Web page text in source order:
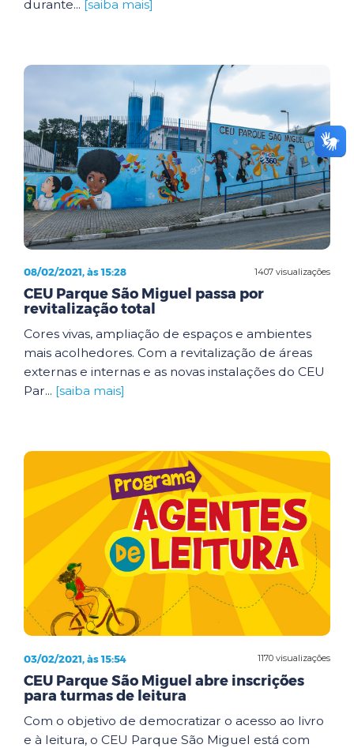
durante... [saiba mais]
1407 visualizações
08/02/2021, às 15:28
CEU Parque São Miguel passa por
revitalização total
Cores vivas, ampliação de espaços e ambientes
mais acolhedores. Com a revitalização de áreas
externas e internas e as novas instalações do CEU
Par... [saiba mais]
1170 visualizações
03/02/2021, às 15:54
CEU Parque São Miguel abre inscrições
para turmas de leitura
Com o objetivo de democratizar o acesso ao livro
e à leitura, o CEU Parque São Miguel está com